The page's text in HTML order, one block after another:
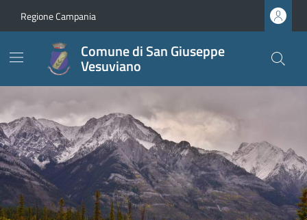
Regione Campania
Comune di San Giuseppe
Vesuviano